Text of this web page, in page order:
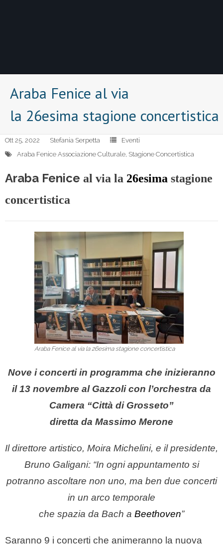
Araba Fenice al via
la 26esima stagione concertistica
Ott 25, 2022 Stefania Serpetta
Eventi
Araba Fenice Associazione Culturale, Stagione Concertistica
Araba Fenice al via la 26esima stagione
concertistica
Araba Fenice al via la 26esima stagione concertistica
Nove i concerti in programma che inizieranno
il 13 novembre al Gazzoli con l’orchestra da
Camera “Città di Grosseto”
diretta da Massimo Merone
Il direttore artistico, Moira Michelini, e il presidente,
Bruno Galigani: “In ogni appuntamento si
potranno ascoltare non uno, ma ben due concerti
in un arco temporale
che spazia da Bach a Beethoven”
Saranno 9 i concerti che animeranno la nuova